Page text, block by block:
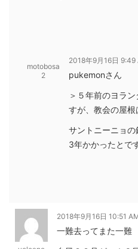
motobosa
2
2018年9月16日 9:49
pukemonさん
＞５年前のヨラ
すが、教会の屋
サントニーニョ
3年かかったとで
2018年9月16日 10:51
一難去ってまた一難